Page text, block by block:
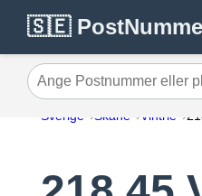
🇸🇪
Ange Postnummer eller
Sverige Skåne Vintrie